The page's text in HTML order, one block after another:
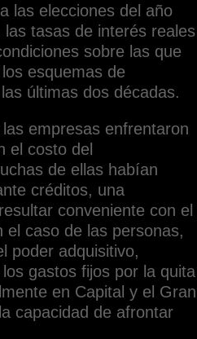
las elecciones del año
tasas de interés reales
sobre las que
esquemas de
últimas dos décadas.
empresas enfrentaron
el costo del
de ellas habían
créditos, una
conveniente con el
el caso de las personas,
poder adquisitivo,
gastos fijos por la quita
en Capital y el Gran
capacidad de afrontar